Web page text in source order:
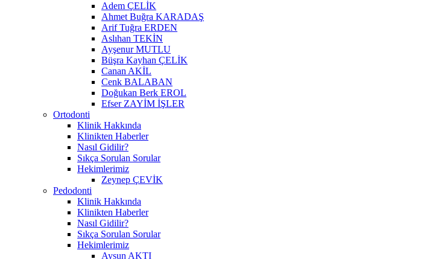
Adem ÇELİK
Ahmet Buğra KARADAŞ
Arif Tuğra ERDEN
Aslıhan TEKİN
Ayşenur MUTLU
Büşra Kayhan ÇELİK
Canan AKİL
Cenk BALABAN
Doğukan Berk EROL
Efser ZAYİM İŞLER
Ortodonti
Klinik Hakkında
Klinikten Haberler
Nasıl Gidilir?
Sıkça Sorulan Sorular
Hekimlerimiz
Zeynep ÇEVİK
Pedodonti
Klinik Hakkında
Klinikten Haberler
Nasıl Gidilir?
Sıkça Sorulan Sorular
Hekimlerimiz
Aysun AKTI